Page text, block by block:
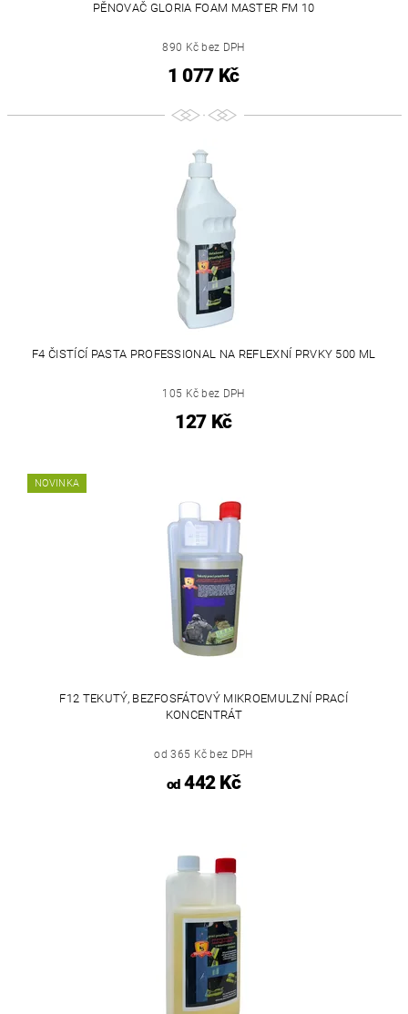
PĚNOVAČ GLORIA FOAM MASTER FM 10
890 Kč bez DPH
1 077 Kč
F4 ČISTÍCÍ PASTA PROFESSIONAL NA REFLEXNÍ PRVKY 500 ML
105 Kč bez DPH
127 Kč
NOVINKA
F12 TEKUTÝ, BEZFOSFÁTOVÝ MIKROEMULZNÍ PRACÍ
KONCENTRÁT
od 365 Kč bez DPH
od442 Kč